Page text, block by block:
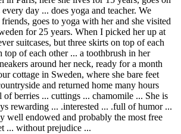
day ... does yoga and teacher. We
goes to yoga with her and she visited
for 25 years. When I picked her up at
suitcases, but three skirts on top of each
top of each other ... a toothbrush in her
around her neck, ready for a month
cottage in Sweden, where she bare feet
and returned home many hours
berries ... cuttings ... chamomile ... She is
rewarding ... .interested ... .full of humor ...
well endowed and probably the most free
... without prejudice ...